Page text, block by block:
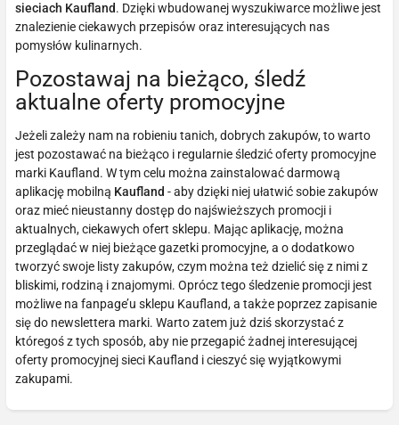
sieciach Kaufland. Dzięki wbudowanej wyszukiwarce możliwe jest
znalezienie ciekawych przepisów oraz interesujących nas
pomysłów kulinarnych.
Pozostawaj na bieżąco, śledź
aktualne oferty promocyjne
Jeżeli zależy nam na robieniu tanich, dobrych zakupów, to warto
jest pozostawać na bieżąco i regularnie śledzić oferty promocyjne
marki Kaufland. W tym celu można zainstalować darmową
aplikację mobilną Kaufland - aby dzięki niej ułatwić sobie zakupów
oraz mieć nieustanny dostęp do najświeższych promocji i
aktualnych, ciekawych ofert sklepu. Mając aplikację, można
przeglądać w niej bieżące gazetki promocyjne, a o dodatkowo
tworzyć swoje listy zakupów, czym można też dzielić się z nimi z
bliskimi, rodziną i znajomymi. Oprócz tego śledzenie promocji jest
możliwe na fanpage’u sklepu Kaufland, a także poprzez zapisanie
się do newslettera marki. Warto zatem już dziś skorzystać z
któregoś z tych sposób, aby nie przegapić żadnej interesującej
oferty promocyjnej sieci Kaufland i cieszyć się wyjątkowymi
zakupami.